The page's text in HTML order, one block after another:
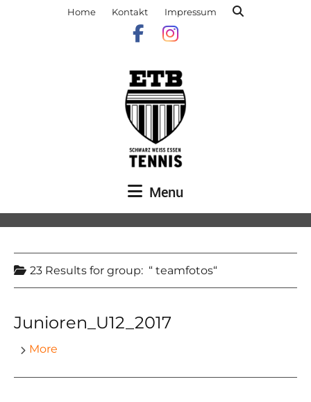
Home Kontakt Impressum
Menu
23 Results for group: teamfotos
Junioren_U12_2017
More